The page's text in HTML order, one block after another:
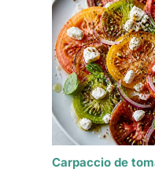
Carpaccio de